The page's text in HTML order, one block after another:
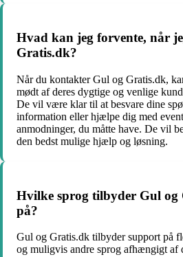
Hvad kan jeg forvente, når
Gratis.dk?
Når du kontakter Gul og Gratis.dk,
mødt af deres dygtige og venlige
De vil være klar til at besvare dine
information eller hjælpe dig med
anmodninger, du måtte have. De vil
den bedst mulige hjælp og løsning.
Hvilke sprog tilbyder Gul
på?
Gul og Gratis.dk tilbyder support på
og muligvis andre sprog afhængigt af